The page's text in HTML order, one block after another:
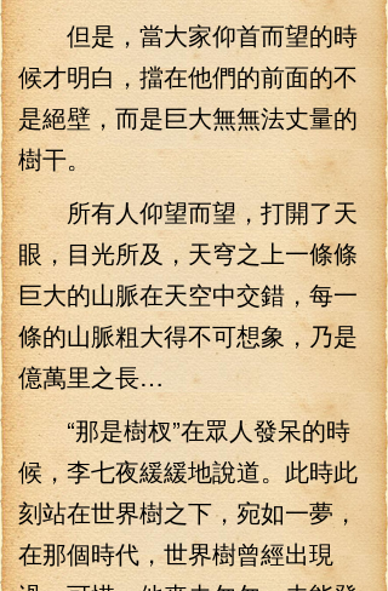
但是，當大家仰首而望的時
候才明白，擋在他們的前面的不
是絕壁，而是巨大無無法丈量的
樹干。
所有人仰望而望，打開了天
眼，目光所及，天穹之上一條條
巨大的山脈在天空中交錯，每一
條的山脈粗大得不可想象，乃是
億萬里之長…
“那是樹杈”在眾人發呆的時
候，李七夜緩緩地說道。此時此
刻站在世界樹之下，宛如一夢，
在那個時代，世界樹曾經出現